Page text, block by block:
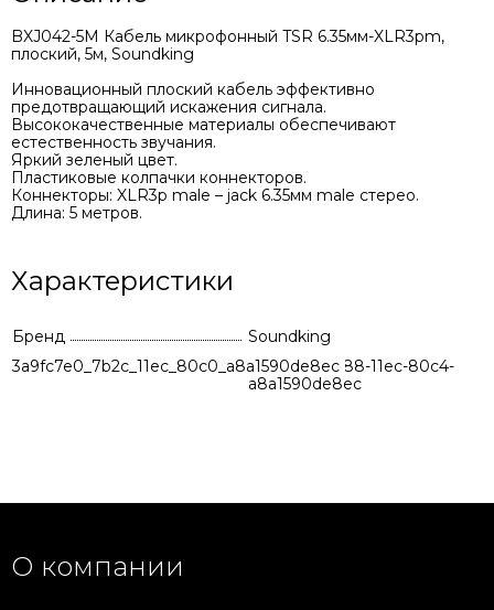
BXJ042-5M Кабель микрофонный TSR 6.35мм-XLR3pm,
плоский, 5м, Soundking
Инновационный плоский кабель эффективно
предотвращающий искажения сигнала.
Высококачественные материалы обеспечивают
естественность звучания.
Яркий зеленый цвет.
Пластиковые колпачки коннекторов.
Коннекторы: XLR3p male – jack 6.35мм male стерео.
Длина: 5 метров.
Характеристики
Бренд
Soundking
3a9fc7e0_7b2c_11ec_80c0_a8a1590de8ecfc2df8a8-8288-11ec-80c4-
a8a1590de8ec
О компании